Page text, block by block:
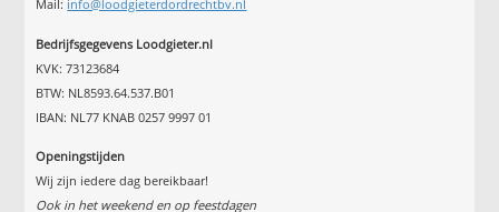
Mail: info@loodgieterdordrechtbv.nl
Bedrijfsgegevens Loodgieter.nl
KVK: 73123684
BTW: NL8593.64.537.B01
IBAN: NL77 KNAB 0257 9997 01
Openingstijden
Wij zijn iedere dag bereikbaar!
Ook in het weekend en op feestdagen